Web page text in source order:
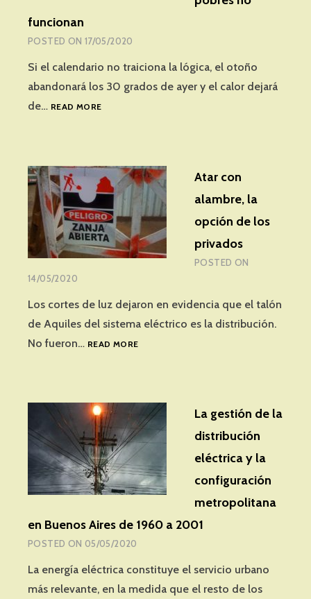
funcionan
POSTED ON 17/05/2020
Si el calendario no traiciona la lógica, el otoño
abandonará los 30 grados de ayer y el calor dejará
de… READ MORETARIFA
LUZ
Y
GAS
BARATO
PARA
LOS
Atar con
alambre, la
opción de los
privados
POSTED ON
14/05/2020
Los cortes de luz dejaron en evidencia que el talón
de Aquiles del sistema eléctrico es la distribución.
No fueron… READ MOREATAR
LOS
PRIVADOS
La gestión de la
distribución
eléctrica y la
configuración
metropolitana
en Buenos Aires de 1960 a 2001
POSTED ON 05/05/2020
La energía eléctrica constituye el servicio urbano
más relevante, en la medida que el resto de los